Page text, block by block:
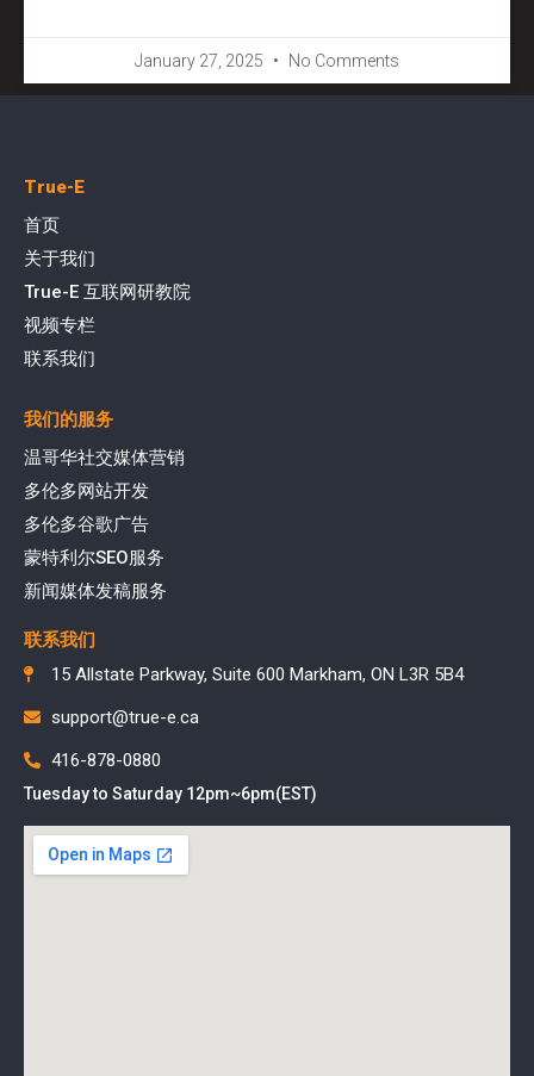
January 27, 2025 No Comments
True-E
首页
关于我们
True-E 互联网研教院
视频专栏
联系我们
我们的服务
温哥华社交媒体营销
多伦多网站开发
多伦多谷歌广告
蒙特利尔SEO服务
新闻媒体发稿服务
联系我们
15 Allstate Parkway, Suite 600 Markham, ON L3R 5B4
support@true-e.ca
416-878-0880
Tuesday to Saturday 12pm~6pm(EST)